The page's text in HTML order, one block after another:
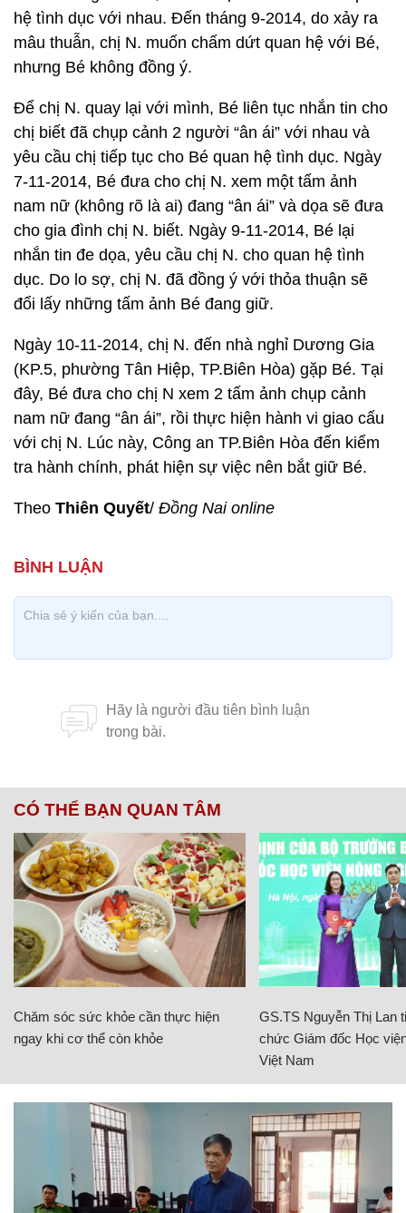
hệ tình dục với nhau. Đến tháng 9-2014, do xảy ra
mâu thuẫn, chị N. muốn chấm dứt quan hệ với Bé,
nhưng Bé không đồng ý.
Để chị N. quay lại với mình, Bé liên tục nhắn tin cho
chị biết đã chụp cảnh 2 người “ân ái” với nhau và
yêu cầu chị tiếp tục cho Bé quan hệ tình dục. Ngày
7-11-2014, Bé đưa cho chị N. xem một tấm ảnh
nam nữ (không rõ là ai) đang “ân ái” và dọa sẽ đưa
cho gia đình chị N. biết. Ngày 9-11-2014, Bé lại
nhắn tin đe dọa, yêu cầu chị N. cho quan hệ tình
dục. Do lo sợ, chị N. đã đồng ý với thỏa thuận sẽ
đổi lấy những tấm ảnh Bé đang giữ.
Ngày 10-11-2014, chị N. đến nhà nghỉ Dương Gia
(KP.5, phường Tân Hiệp, TP.Biên Hòa) gặp Bé. Tại
đây, Bé đưa cho chị N xem 2 tấm ảnh chụp cảnh
nam nữ đang “ân ái”, rồi thực hiện hành vi giao cấu
với chị N. Lúc này, Công an TP.Biên Hòa đến kiểm
tra hành chính, phát hiện sự việc nên bắt giữ Bé.
Theo Thiên Quyết/ Đồng Nai online
CÓ THỂ BẠN QUAN TÂM
Chăm sóc sức khỏe cần thực hiện
ngay khi cơ thể còn khỏe
GS.TS Nguyễn Thị Lan
chức Giám đốc Học
Việt Nam